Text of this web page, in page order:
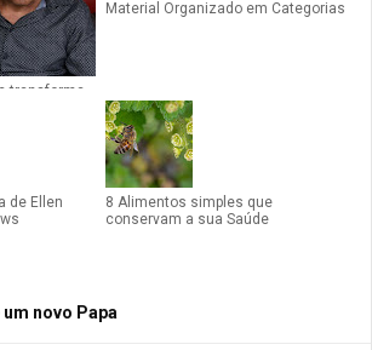
transforma-
Material Organizado em Categorias
de Ellen
8 Alimentos simples que
conservam a sua Saúde
novo Papa